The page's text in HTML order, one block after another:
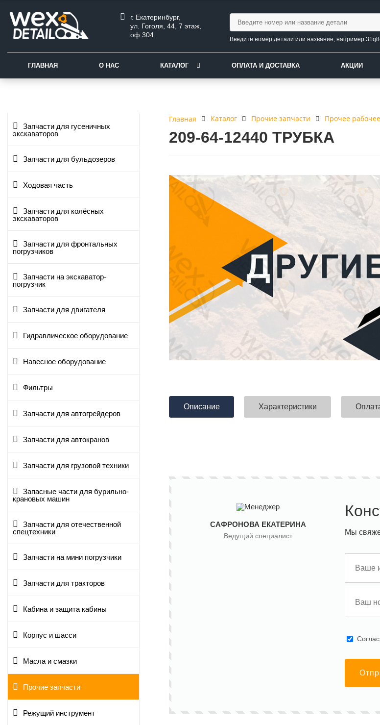
г. Екатеринбург,
ул. Гоголя, 44, 7 этаж,
оф.304
Введите номер детали или название, например
ГЛАВНАЯ О НАС КАТАЛОГ ОПЛАТА И ДОСТАВКА АКЦИИ
Запчасти для гусеничных
экскаваторов
Запчасти для бульдозеров
Ходовая часть
Запчасти для колёсных
экскаваторов
Запчасти для фронтальных
погрузчиков
Запчасти на экскаватор-
погрузчик
Запчасти для двигателя
Гидравлическое оборудование
Навесное оборудование
Фильтры
Запчасти для автогрейдеров
Запчасти для автокранов
Запчасти для грузовой техники
Запасные части для бурильно-
крановых машин
Запчасти для отечественной
спецтехники
Запчасти на мини погрузчики
Запчасти для тракторов
Кабина и защита кабины
Корпус и шасси
Масла и смазки
Прочие запчасти
Режущий инструмент
Главная Каталог Прочие запчасти Прочее
209-64-12440 ТРУБКА
Описание Характеристики
САФРОНОВА ЕКАТЕРИНА
Ведущий специалист Мы